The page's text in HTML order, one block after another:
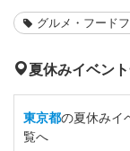
グルメ・フード
夏休みイベン
東京都の夏休みイ
覧へ